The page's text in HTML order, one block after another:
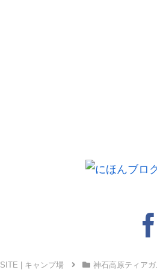
SITE | キャンプ場 神石高原ティア